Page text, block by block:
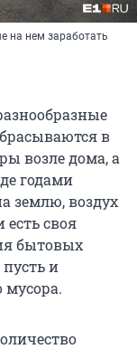
на нем заработать
в
возле дома, а
годами
землю, воздух
своя
бытовых
и
мусора.